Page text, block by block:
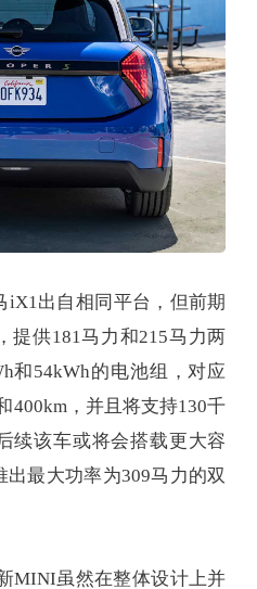
iX1出自相同平台，但前期
提供181马力和215马力两
和54kWh的电池组，对应
400km，并且将支持130千
续该车或将会搭载更大容
最大功率为309马力的双
MINI虽然在整体设计上并